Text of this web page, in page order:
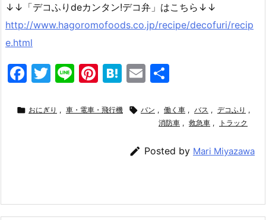
↓↓「デコふりdeカンタン!デコ弁」はこちら↓↓
http://www.hagoromofoods.co.jp/recipe/decofuri/recip
e.html
F
c
k
T
itt
Li
e
Pi
er
H
e
a
E
ai
 おにぎり , 車・電車・飛行機  バン , 働く車 , バス , デコふり ,
消防車 , 救急車 , トラック
 Posted by Mari Miyazawa